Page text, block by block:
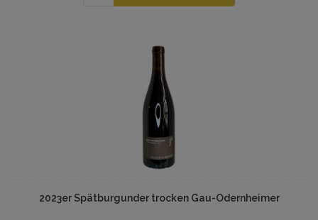
2023er Spätburgunder trocken Gau-Odernheimer